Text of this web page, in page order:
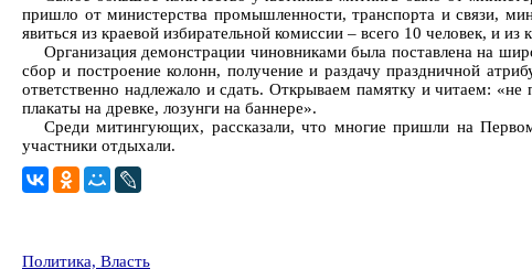
пришло от министерства промышленности, транспорта и связи,
явиться из краевой избирательной комиссии – всего 10 человек, и
Организация демонстрации чиновниками была поставлена на
сбор и построение колонн, получение и раздачу праздничной
ответственно надлежало и сдать. Открываем памятку и читаем:
плакаты на древке, лозунги на баннере».
Среди митингующих, рассказали, что многие пришли на
участники отдыхали.
Политика, Власть